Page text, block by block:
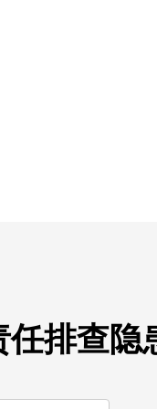
排查隐